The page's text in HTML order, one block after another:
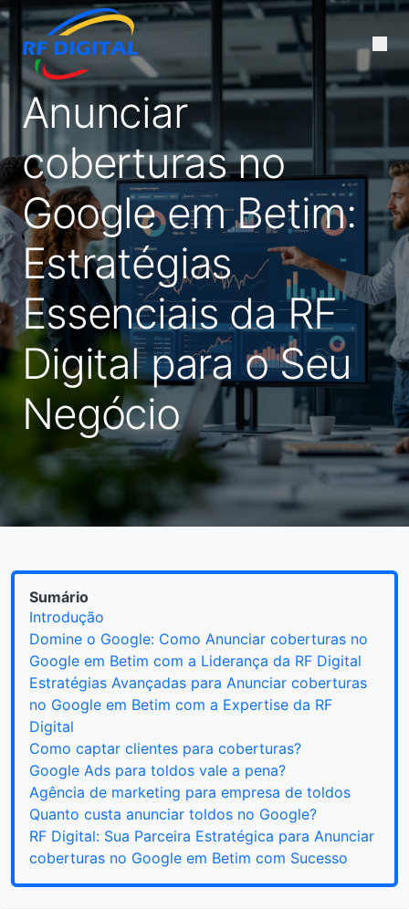
Anunciar
coberturas no
Google em Betim:
Estratégias
Essenciais da RF
Digital para o Seu
Negócio
Sumário
Introdução
Domine o Google: Como Anunciar coberturas no
Google em Betim com a Liderança da RF Digital
Estratégias Avançadas para Anunciar coberturas
no Google em Betim com a Expertise da RF
Digital
Como captar clientes para coberturas?
Google Ads para toldos vale a pena?
Agência de marketing para empresa de toldos
Quanto custa anunciar toldos no Google?
RF Digital: Sua Parceira Estratégica para Anunciar
coberturas no Google em Betim com Sucesso